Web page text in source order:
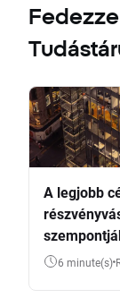
A legjobb
6 minute(s)